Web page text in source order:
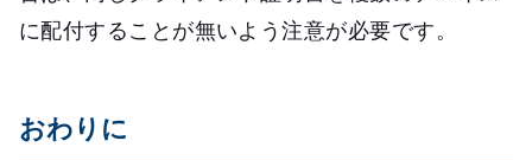
に配付することが無いよう注意が必要です。
おわりに